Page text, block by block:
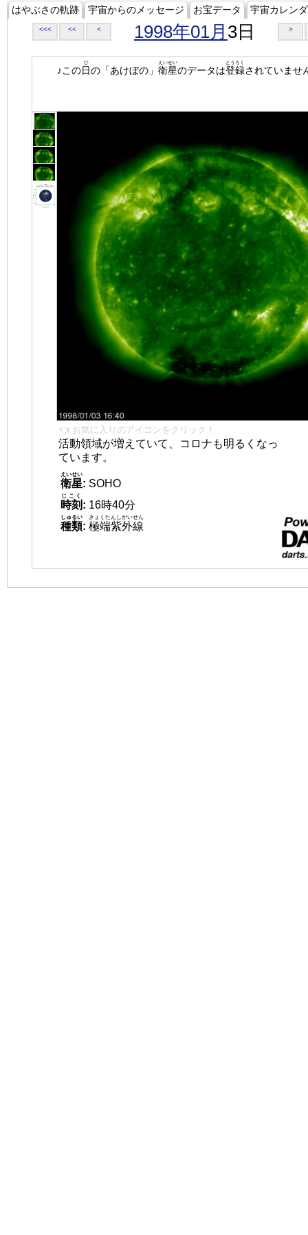
はやぶさの軌跡 宇宙からのメッセージ お宝データ 宇宙カレン
<<< << < 1998年01月 3日 >
♪この日
ひ
の「あけぼの」 衛星
えいせい
のデータは登録
とうろく
されていませ
👈 お気に入りのアイコンをクリック！
活動領域が増えていて、コロナも明るくなっ
ています。
衛星
えいせい
: SOHO
時刻
じこく
: 16時40分
種類
しゅるい
: 極端紫外線
きょくたんしがいせん